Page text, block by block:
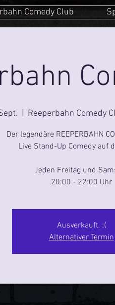
Comedy Club
Reeperbahn Comedy
Der legendäre REEPERBAHN
Live Stand-Up Comedy auf
Jeden Freitag und
20:00 - 22:00 Uhr
Ausverkauft. :(
Alternativer Termin